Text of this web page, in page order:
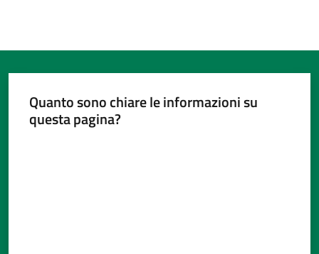
Quanto sono chiare le informazioni su
questa pagina?